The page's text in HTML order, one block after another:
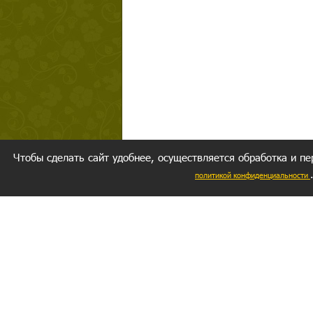
Чтобы сделать сайт удобнее, осуществляется обработка и
политикой конфиденциальности